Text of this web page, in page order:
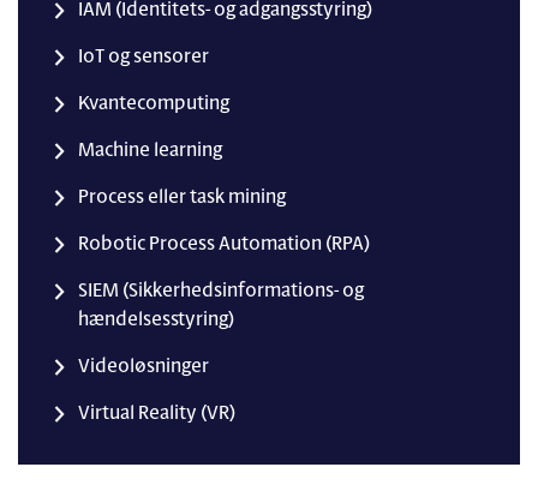
IAM (Identitets- og adgangsstyring)
IoT og sensorer
Kvantecomputing
Machine learning
Process eller task mining
Robotic Process Automation (RPA)
SIEM (Sikkerhedsinformations- og
hændelsesstyring)
Videoløsninger
Virtual Reality (VR)